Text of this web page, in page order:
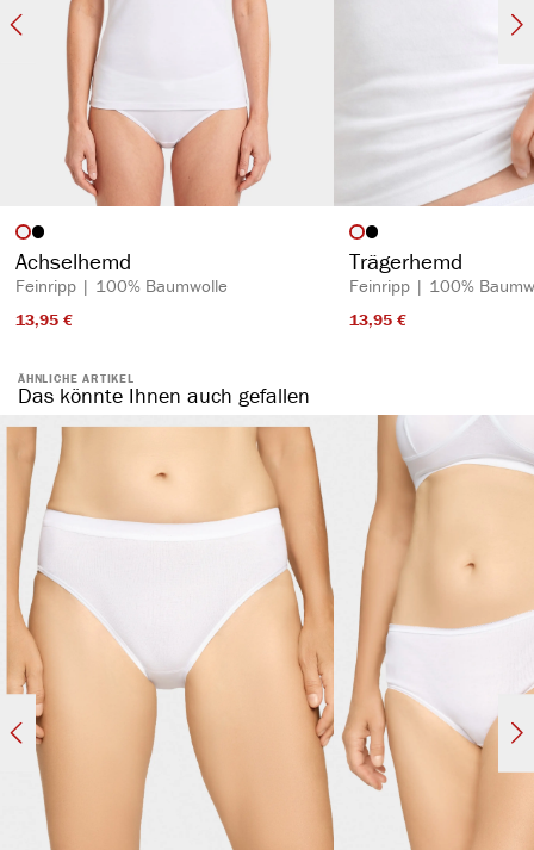
Artikelfarbe
Achselhemd
Feinripp | 100% Baumwolle
13,95 €​
Artikelfarbe
Trägerhemd
Feinripp | 100%
13,95 €​
ÄHNLICHE ARTIKEL
Das könnte Ihnen auch gefallen